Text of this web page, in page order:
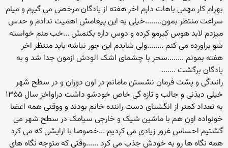
بهرام کار مهمی باهات دارم اخر هفته از پادگان مرخصی می گیرم و میام
سراغت منتظر بمون........خیلی به این پیغامش اهمیت ندادم و حدس
میزدم لابد هوس کیرمو کرده و دوس داره بکنمش ...خب منم خواسته
شو براورده می کنم ........ولی شایدم این جور نباشه باید منتظر اخر
هفته بمونم ........سحر با چشمای اشک الودش ازمون جدا شد و به
پادگان برگشت .......
رانندگی و پشت فرمان نشستن مامانم در اون دوران و در سطح شهر
خیلی دیذنی و جالب و تازه گی خاص خودشو داشت دراواخر سال ۱۳۵۵
به تعداد کمتر از انگشتای دست راننده خانم بودند و ووقتی همه اعضا
خونواده اون هم با ماشین شیک و خارجی سیامک در سطح شهر می
گشتیم احساس غرور زیادی می کردیم ...خصوصا با ارایشی که می کرد
همه نگاه ها رو به خودش جذب می کرد ......وقتی که متوجه نگاه های